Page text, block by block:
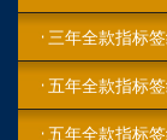
三年全款指标
五年全款指标
五年全款指标